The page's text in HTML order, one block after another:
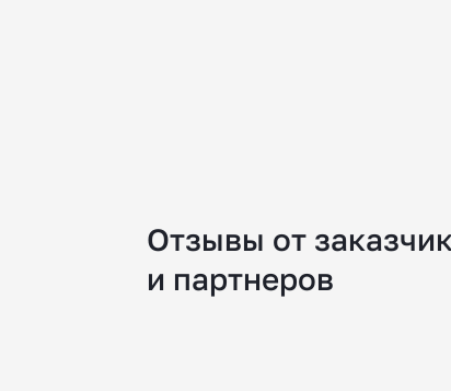
Отзывы от
и партнеров